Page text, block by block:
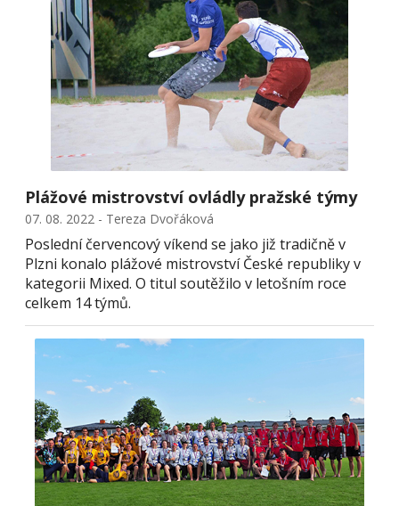
Plážové mistrovství ovládly pražské týmy
07. 08. 2022 - Tereza Dvořáková
Poslední červencový víkend se jako již tradičně v
Plzni konalo plážové mistrovství České republiky v
kategorii Mixed. O titul soutěžilo v letošním roce
celkem 14 týmů.